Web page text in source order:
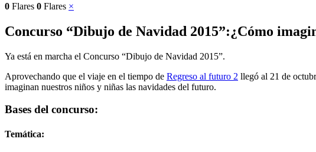
0 Flares 0 Flares ×
Concurso “Dibujo de Navidad 2015”:¿Cómo
Ya está en marcha el Concurso “Dibujo de Navidad 2015”.
Aprovechando que el viaje en el tiempo de Regreso al futuro 2 llegó al 21 de
imaginan nuestros niños y niñas las navidades del futuro.
Bases del concurso:
Temática: